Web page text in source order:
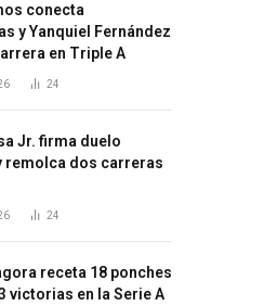
conecta
y Yanquiel Fernández
en Triple A
24
Jr. firma duelo
remolca dos carreras
24
receta 18 ponches
victorias en la Serie A